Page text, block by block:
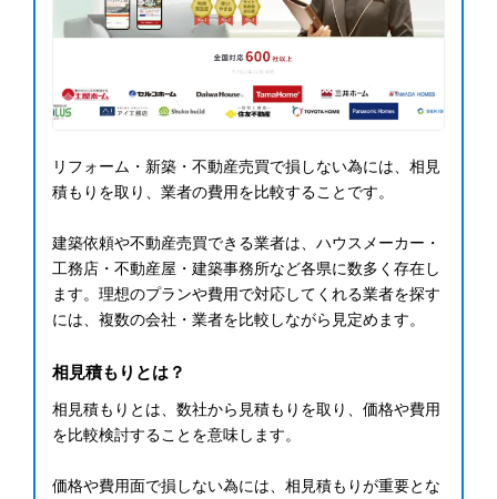
リフォーム・新築・不動産売買で損しない為には、相見
積もりを取り、業者の費用を比較することです。
建築依頼や不動産売買できる業者は、ハウスメーカー・
工務店・不動産屋・建築事務所など各県に数多く存在し
ます。理想のプランや費用で対応してくれる業者を探す
には、複数の会社・業者を比較しながら見定めます。
相見積もりとは？
相見積もりとは、数社から見積もりを取り、価格や費用
を比較検討することを意味します。
価格や費用面で損しない為には、相見積もりが重要とな